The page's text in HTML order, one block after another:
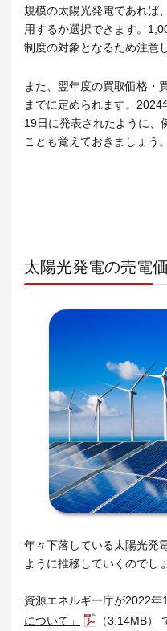
規模の太陽光発電であれば
用するか選択できます。
制度の対象となるため注意
また、翌年度の買取価格・
までに定められます。
19日に発表されたように、
ことも覚えておきましょう。
太陽光発電の売電
年々下落している太陽光発
ように推移していくのでし
資源エネルギー庁が2022年
について」
（3.14MB）